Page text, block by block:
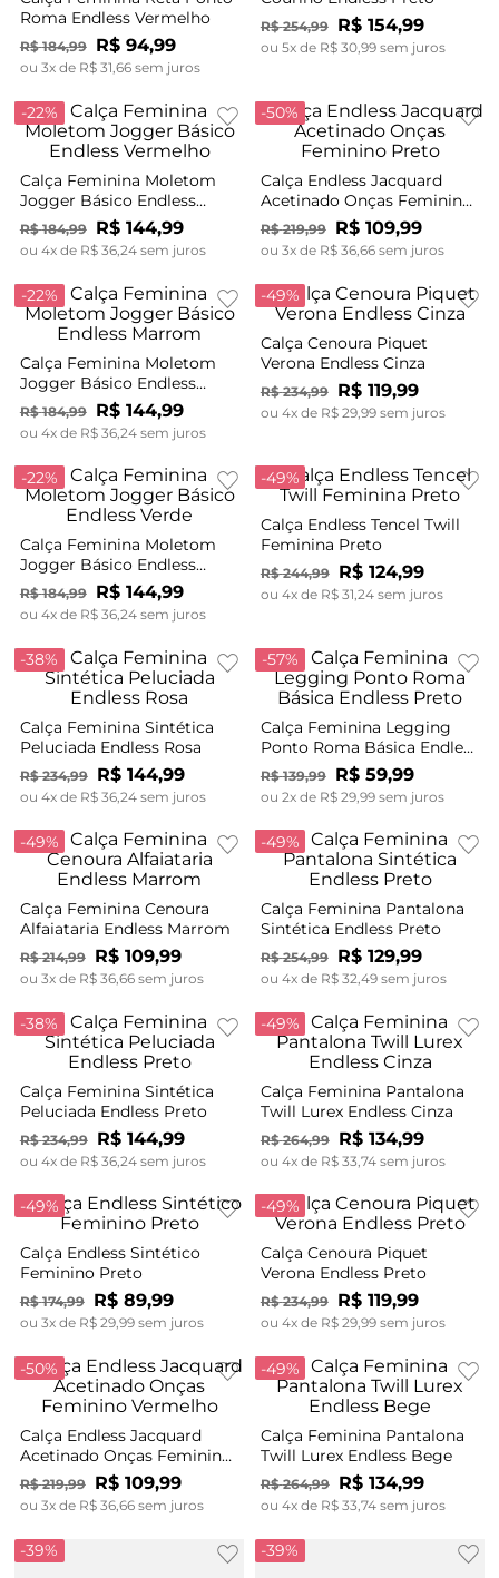
Roma Endless Vermelho
R$ 184,99 R$ 94,99
ou 3x de R$ 31,66sem juros
R$ 254,99 R$ 154,99
ou 5x de R$ 30,99sem juros
-22%
Calça Feminina Moletom
Jogger Básico Endless
Vermelho
R$ 184,99 R$ 144,99
ou 4x de R$ 36, 24sem juros
-50%
Calça Endless Jacquard
Acetinado Onças Feminino
Preto
R$ 219,99 R$ 109,99
ou 3x de R$ 36, 66sem juros
-22%
Calça Feminina Moletom
Jogger Básico Endless
Marrom
R$ 184,99 R$ 144,99
ou 4x de R$ 36, 24sem juros
-49%
Calça Cenoura Piquet
Verona Endless Cinza
R$ 234,99 R$ 119,99
ou 4x de R$ 29, 99sem juros
-22%
Calça Feminina Moletom
Jogger Básico Endless
Verde
R$ 184,99 R$ 144,99
ou 4x de R$ 36,24sem juros
-49%
Calça Endless Tencel Twill
Feminina Preto
R$ 244,99 R$ 124,99
ou 4x de R$ 31,24sem juros
-38%
Calça Feminina Sintética
Peluciada Endless Rosa
R$ 234,99 R$ 144,99
ou 4x de R$ 36, 24sem juros
-57%
Calça Feminina Legging
Ponto Roma Básica Endless
Preto
R$ 139,99 R$ 59,99
ou 2x de R$ 29, 99sem juros
-49%
Calça Feminina Cenoura
Alfaiataria Endless Marrom
R$ 214,99 R$ 109,99
ou 3x de R$ 36,66sem juros
-49%
Calça Feminina Pantalona
Sintética Endless Preto
R$ 254,99 R$ 129,99
ou 4x de R$ 32,49sem juros
-38%
Calça Feminina Sintética
Peluciada Endless Preto
R$ 234,99 R$ 144,99
ou 4x de R$ 36, 24sem juros
-49%
Calça Feminina Pantalona
Twill Lurex Endless Cinza
R$ 264,99 R$ 134,99
ou 4x de R$ 33 74sem juros
-49%
Calça Endless Sintético
Feminino Preto
R$ 174,99 R$ 89,99
ou 3x de R$ 29,99sem juros
-49%
Calça Cenoura Piquet
Verona Endless Preto
R$ 234,99 R$ 119,99
ou 4x de R$ 29,99sem juros
-50%
Calça Endless Jacquard
Acetinado Onças Feminino
Vermelho
R$ 219,99 R$ 109,99
ou 3x de R$ 36,66sem juros
-49%
Calça Feminina Pantalona
Twill Lurex Endless Bege
R$ 264,99 R$ 134,99
ou 4x de R$ 33,74sem juros
-39% -39%